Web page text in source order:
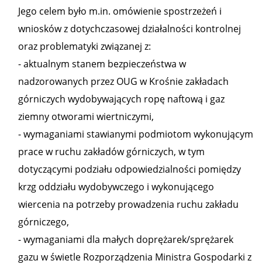
Jego celem było m.in. omówienie spostrzeżeń i
wniosków z dotychczasowej działalności kontrolnej
oraz problematyki związanej z:
- aktualnym stanem bezpieczeństwa w
nadzorowanych przez OUG w Krośnie zakładach
górniczych wydobywających ropę naftową i gaz
ziemny otworami wiertniczymi,
- wymaganiami stawianymi podmiotom wykonującym
prace w ruchu zakładów górniczych, w tym
dotyczącymi podziału odpowiedzialności pomiędzy
krzg oddziału wydobywczego i wykonującego
wiercenia na potrzeby prowadzenia ruchu zakładu
górniczego,
- wymaganiami dla małych doprężarek/sprężarek
gazu w świetle Rozporządzenia Ministra Gospodarki z